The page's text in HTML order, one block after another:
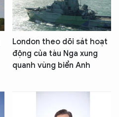
London theo dõi sát hoạt
động của tàu Nga xung
quanh vùng biển Anh